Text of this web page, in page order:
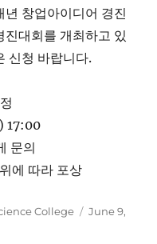
창업아이디어 경진
대회를 개최하고 있
신청 바랍니다.
17:00
문의
에 따라 포상
College
Posted
June 9,